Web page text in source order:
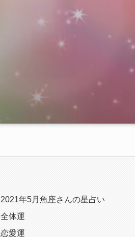
2021年5月魚座さんの星占い
全体運
恋愛運